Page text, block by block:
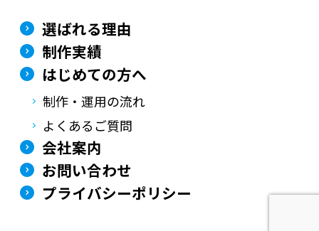
選ばれる理由
制作実績
はじめての方へ
制作・運用の流れ
よくあるご質問
会社案内
お問い合わせ
プライバシーポリシー